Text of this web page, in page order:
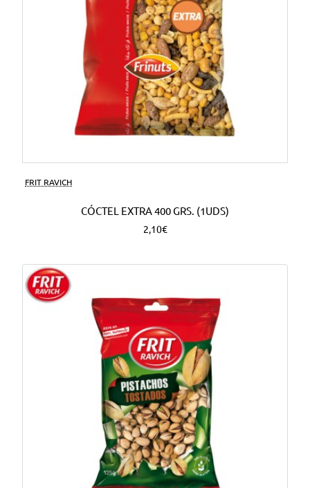
FRIT RAVICH
CÓCTEL EXTRA 400 GRS. (1UDS)
2,10€